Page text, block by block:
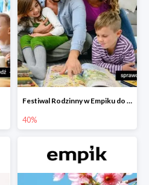
Festiwal Rodzinny w Empiku do -40%
40%